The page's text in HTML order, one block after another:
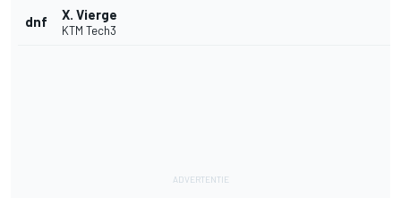
dnf X. Vierge
KTM Tech3